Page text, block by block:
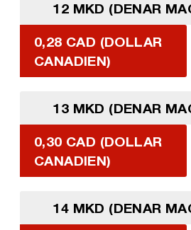
12 MKD (DENAR
0,28 CAD (DOLLAR
CANADIEN)
13 MKD (DENAR
0,30 CAD (DOLLAR
CANADIEN)
14 MKD (DENAR